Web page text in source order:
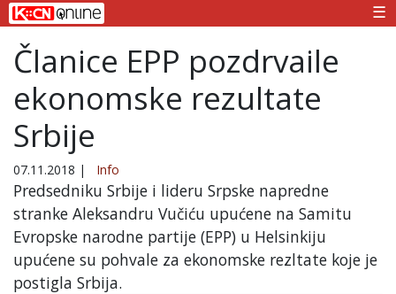
☰
Članice EPP pozdrvaile
ekonomske rezultate
Srbije
07.11.2018 | Info
Predsedniku Srbije i lideru Srpske napredne
stranke Aleksandru Vučiću upućene na Samitu
Evropske narodne partije (EPP) u Helsinkiju
upućene su pohvale za ekonomske rezltate koje je
postigla Srbija.